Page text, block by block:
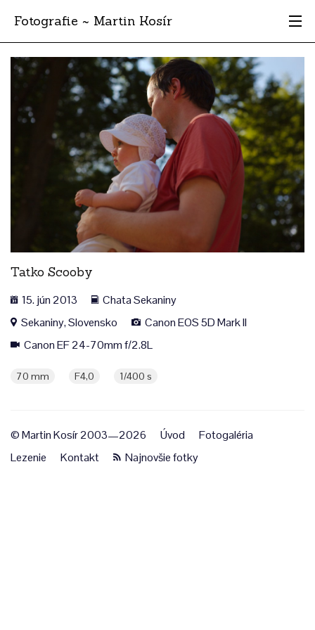
Fotografie ~ Martin Kosír
Moje obľúbené
Vyhľadávanie
Tatko Scooby
15. jún 2013
Chata Sekaniny
Sekaniny, Slovensko
Canon EOS 5D Mark II
Canon EF 24-70mm f/2.8L
70 mm F4,0 1/400 s
© Martin Kosír 2003—2026 Úvod
Fotogaléria
Lezenie
Kontakt Najnovšie fotky